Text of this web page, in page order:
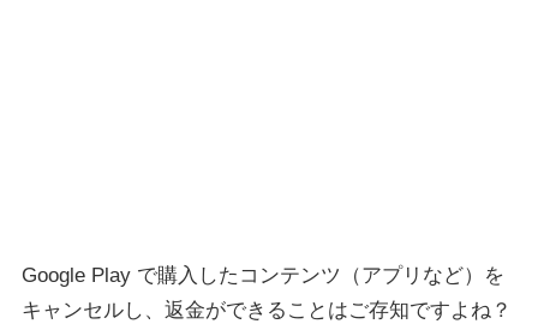
Google Play で購入したコンテンツ（アプリなど）を
キャンセルし、返金ができることはご存知ですよね？